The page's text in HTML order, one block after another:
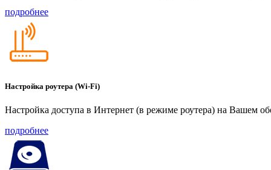
подробнее
Настройка роутера (Wi-Fi)
Настройка доступа в Интернет (в режиме роутера) на Вашем
подробнее